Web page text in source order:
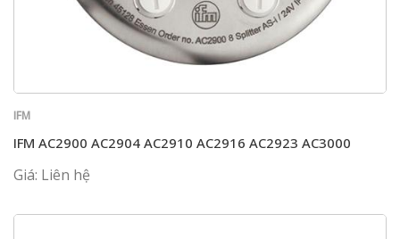
IFM
IFM AC2900 AC2904 AC2910 AC2916 AC2923 AC3000
Giá: Liên hệ